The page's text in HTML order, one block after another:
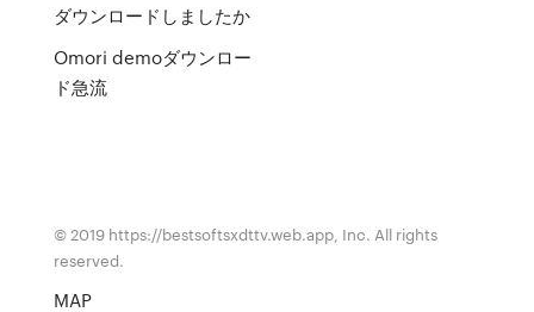
ダウンロードしましたか
Omori demoダウンロー
ド急流
© 2019 https://bestsoftsxdttv.web.app, Inc. All rights
reserved.
MAP